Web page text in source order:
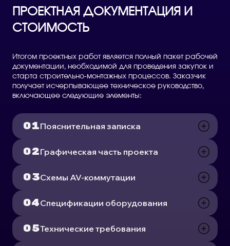
ПРОЕКТНАЯ ДОКУМЕНТАЦИЯ И
СТОИМОСТЬ
Итогом проектных работ является полный пакет рабочей
документации, необходимой для проведения закупок и
старта строительно-монтажных процессов. Заказчик
получает исчерпывающее техническое руководство,
включающее следующие элементы:
Пояснительная записка
Графическая часть проекта
Схемы AV-коммутации
Спецификации оборудования
Технические требования